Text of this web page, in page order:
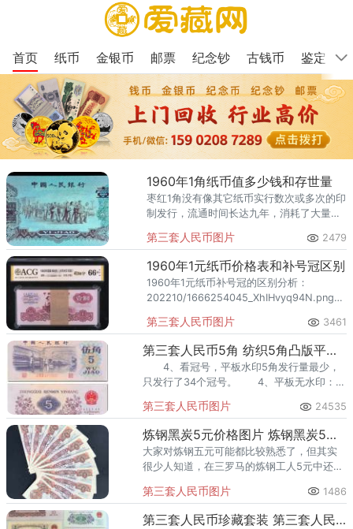
首页 纸币 金银币 邮票 纪念钞 古钱币 鉴定
1960年1角纸币值多少钱和存世量
枣红1角没有像其它纸币实行数次或多次的印
制发行，流通时间长达九年，消耗了大量的
品及全新品少之又少。枣红一角正面图案是
教育与生产劳动相结合。
第三套人民币图片 2479
1960年1元纸币价格表和补号冠区别
1960年1元纸币补号冠的区别分析：
202210/1666254045_XhIHvyq94N.png
析 拖拉机一元三罗马冠号属于早期发行价格
高于后期发行的二罗马一元纸币，三罗马中
古币水印一元冠号的补号冠号为907、079，
三罗马五星水印一元补号冠为907、970、
097，其中主要区别是水印，
第三套人民币图片 3461
第三套人民币5角 纺织5角凸版平板区分
4、看冠号，平板水印5角发行量最少，
只发行了34个冠号。 4、平板无水印：简
价15倍以上。
第三套人民币图片 24535
炼钢黑炭5元价格图片 炼钢黑炭5元值得收藏吗？
大家对炼钢五元可能都比较熟悉了，但其实
很少人知道，在三罗马的炼钢工人5元中还有
人5元，碳黑版炼钢工人5元图案与其它的都
没有差别。
第三套人民币图片 1486
第三套人民币珍藏套装 第三套人民币珍藏套装价值